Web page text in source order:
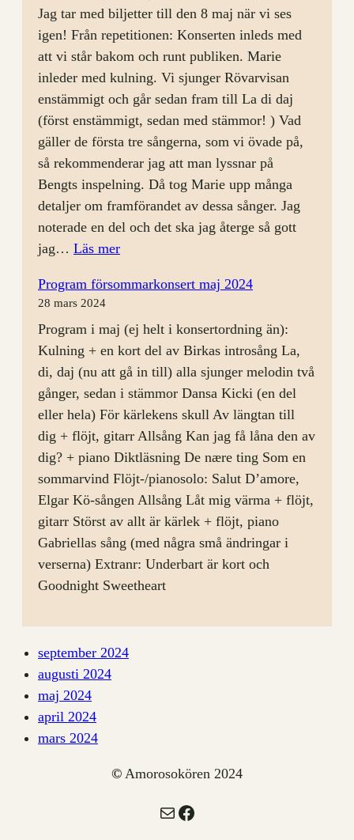
Jag tar med biljetter till den 8 maj när vi ses
igen! Från repetitionen: Konserten inleds med
att vi står bakom och runt publiken. Marie
inleder med kulning. Vi sjunger Rövarvisan
enstämmigt och går sedan fram till La di daj
(först enstämmigt, sedan med stämmor! ) Vad
gäller de första tre sångerna, som vi övade på,
så rekommenderar jag att man lyssnar på
Bengts inspelning. Då tog Marie upp många
detaljer om framförandet av dessa sånger. Jag
noterade en del och det ska jag återge så gott
jag… Läs mer:
24
Program försommarkonsert maj 2024
28 mars 2024
Program i maj (ej helt i konsertordning än):
Kulning + en kort del av Birkas introsång La,
di, daj (nu att gå in till) alla sjunger melodin två
gånger, sedan i stämmor Dansa Kicki (en del
eller hela) För kärlekens skull Av längtan till
dig + flöjt, gitarr Allsång Kan jag få låna den av
dig? + piano Diktläsning De nære ting Som en
sommarvind Flöjt-/pianosolo: Salut D’amore,
Elgar Kö-sången Allsång Låt mig värma + flöjt,
gitarr Störst av allt är kärlek + flöjt, piano
Gabriellas sång (med några små ändringar i
verserna) Extranr: Underbart är kort och
Goodnight Sweetheart
september 2024
augusti 2024
maj 2024
april 2024
mars 2024
© Amorosokören 2024
E-postFacebook